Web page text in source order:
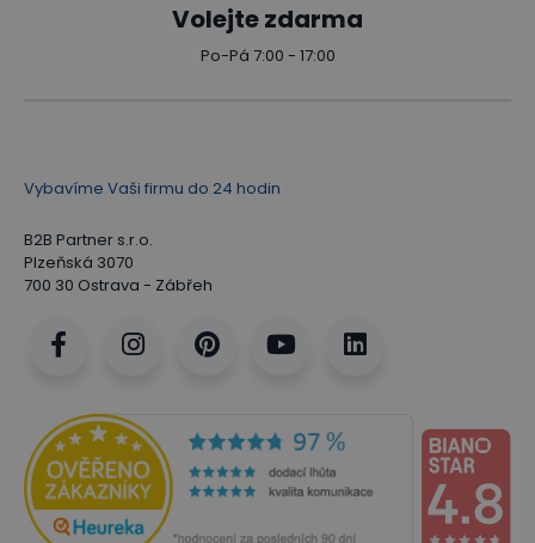
Volejte zdarma
Po-Pá 7:00 - 17:00
Vybavíme Vaši firmu do 24 hodin
B2B Partner s.r.o.
Plzeňská 3070
700 30 Ostrava - Zábřeh